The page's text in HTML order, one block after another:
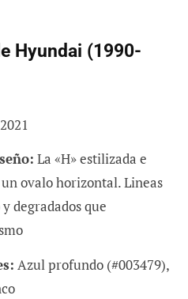
Hyundai (1990-
La «H» estilizada e
ovalo horizontal. Lineas
degradados que
Azul profundo (#003479),